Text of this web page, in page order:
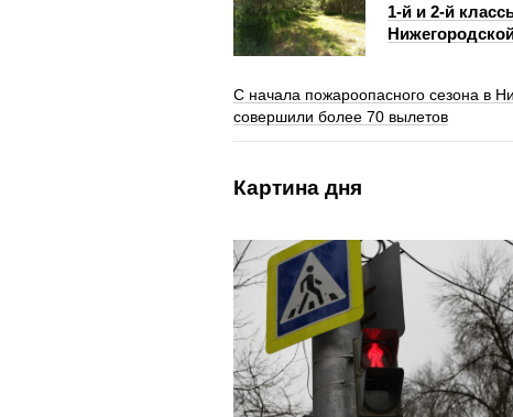
1-й и 2-й
С начала пожароопасного сезона в
совершили более 70 вылетов
Картина дня